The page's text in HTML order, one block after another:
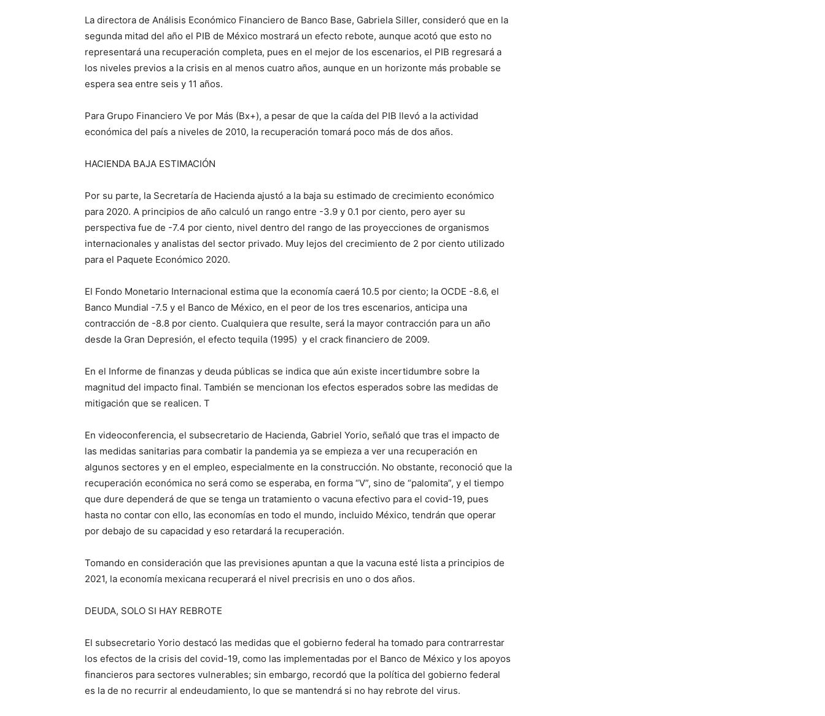
La directora de Análisis Económico Financiero de Banco Base, Gabriela Siller, consideró que en la
segunda mitad del año el PIB de México mostrará un efecto rebote, aunque acotó que esto no
representará una recuperación completa, pues en el mejor de los escenarios, el PIB regresará a
los niveles previos a la crisis en al menos cuatro años, aunque en un horizonte más probable se
espera sea entre seis y 11 años.
Para Grupo Financiero Ve por Más (Bx+), a pesar de que la caída del PIB llevó a la actividad
económica del país a niveles de 2010, la recuperación tomará poco más de dos años.
HACIENDA BAJA ESTIMACIÓN
Por su parte, la Secretaría de Hacienda ajustó a la baja su estimado de crecimiento económico
para 2020. A principios de año calculó un rango entre -3.9 y 0.1 por ciento, pero ayer su
perspectiva fue de -7.4 por ciento, nivel dentro del rango de las proyecciones de organismos
internacionales y analistas del sector privado. Muy lejos del crecimiento de 2 por ciento utilizado
para el Paquete Económico 2020.
El Fondo Monetario Internacional estima que la economía caerá 10.5 por ciento; la OCDE -8.6, el
Banco Mundial -7.5 y el Banco de México, en el peor de los tres escenarios, anticipa una
contracción de -8.8 por ciento. Cualquiera que resulte, será la mayor contracción para un año
desde la Gran Depresión, el efecto tequila (1995) y el crack financiero de 2009.
En el Informe de finanzas y deuda públicas se indica que aún existe incertidumbre sobre la
magnitud del impacto final. También se mencionan los efectos esperados sobre las medidas de
mitigación que se realicen. T
En videoconferencia, el subsecretario de Hacienda, Gabriel Yorio, señaló que tras el impacto de
las medidas sanitarias para combatir la pandemia ya se empieza a ver una recuperación en
algunos sectores y en el empleo, especialmente en la construcción. No obstante, reconoció que la
recuperación económica no será como se esperaba, en forma “V”, sino de “palomita”, y el tiempo
que dure dependerá de que se tenga un tratamiento o vacuna efectivo para el covid-19, pues
hasta no contar con ello, las economías en todo el mundo, incluido México, tendrán que operar
por debajo de su capacidad y eso retardará la recuperación.
Tomando en consideración que las previsiones apuntan a que la vacuna esté lista a principios de
2021, la economía mexicana recuperará el nivel precrisis en uno o dos años.
DEUDA, SOLO SI HAY REBROTE
El subsecretario Yorio destacó las medidas que el gobierno federal ha tomado para contrarrestar
los efectos de la crisis del covid-19, como las implementadas por el Banco de México y los apoyos
financieros para sectores vulnerables; sin embargo, recordó que la política del gobierno federal
es la de no recurrir al endeudamiento, lo que se mantendrá si no hay rebrote del virus.